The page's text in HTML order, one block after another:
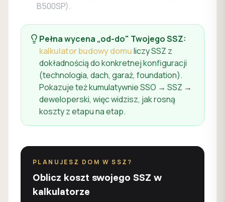
B500SP).
Pełna wycena „od-do" Twojego SSZ:
kalkulator budowy domuliczy SSZ z
dokładnością do konkretnej konfiguracji
(technologia, dach, garaż, foundation).
Pokazuje też kumulatywnie SSO → SSZ →
deweloperski, więc widzisz, jak rosną
koszty z etapu na etap.
PLANUJESZ DOM W SSZ?
Oblicz koszt swojego SSZ w
kalkulatorze